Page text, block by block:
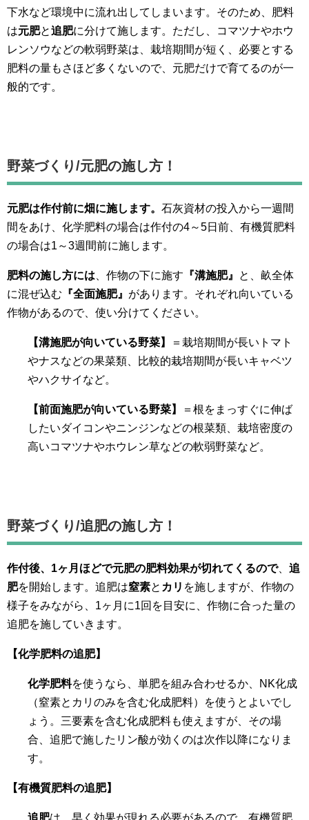
下水など環境中に流れ出してしまいます。そのため、肥料
は元肥と追肥に分けて施します。ただし、コマツナやホウ
レンソウなどの軟弱野菜は、栽培期間が短く、必要とする
肥料の量もさほど多くないので、元肥だけで育てるのが一
般的です。
野菜づくり/元肥の施し方！
元肥は作付前に畑に施します。 石灰資材の投入から一週間
間をあけ、化学肥料の場合は作付の4～5日前、有機質肥料
の場合は1～3週間前に施します。
肥料の施し方には 、作物の下に施す 『溝施肥』
と、畝全体
に混ぜ込む 『全面施肥』 があります。それぞれ向いている
作物があるので、使い分けてください。
【溝施肥が向いている野菜】
＝栽培期間が長いトマト
やナスなどの果菜類、比較的栽培期間が長いキャベツ
やハクサイなど。
【前面施肥が向いている野菜】
＝根をまっすぐに伸ば
したいダイコンやニンジンなどの根菜類、栽培密度の
高いコマツナやホウレン草などの軟弱野菜など。
野菜づくり/追肥の施し方！
作付後、1ヶ月ほどで元肥の肥料効果が切れてくるので、 追
肥を開始します。追肥は窒素と カリ を施しますが、作物の
様子をみながら、1ヶ月に1回を目安に、作物に合った量の
追肥を施していきます。
【化学肥料の追肥】
化学肥料を使うなら、単肥を組み合わせるか、NK化成
（窒素とカリのみを含む化成肥料）を使うとよいでし
ょう。三要素を含む化成肥料も使えますが、その場
合、追肥で施したリン酸が効くのは次作以降になりま
す。
【有機質肥料の追肥】
追肥は、早く効果が現れる必要があるので、有機質肥